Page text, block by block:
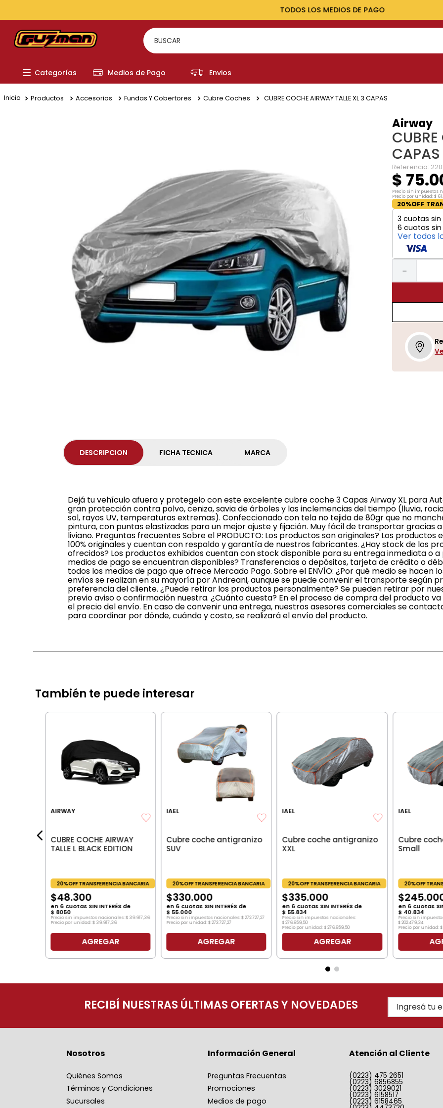
TODOS LOS MEDIOS DE PAGO
BUSCAR
Categorías Medios de Pago Envios
Productos Accesorios Fundas Y Cobertores Cubre Coches CUBRE COCHE AIRWAY TALLE XL 3 CAPAS
Airway
CAPAS
Referencia:
$ 75.
Precio sin impuestos
Precio por unidad:$ 61.
20%OFF
3 cuotas sin
6 cuotas sin
Ver todos
－
DESCRIPCION FICHA TECNICA MARCA
Dejá tu vehículo afuera y protegelo con este excelente cubre coche 3 Capas Airway XL para
gran protección contra polvo, ceniza, savia de árboles y las inclemencias del tiempo (lluvia,
sol, rayos UV, temperaturas extremas). Confeccionado con tela no tejida de 80gr que no
pintura, con puntas elastizadas para un mejor ajuste y fijación. Muy fácil de transportar gracias
liviano. Preguntas frecuentes Sobre el PRODUCTO: Los productos son originales? Los productos
100% originales y cuentan con respaldo y garantía de nuestros fabricantes. ¿Hay stock de los
ofrecidos? Los productos exhibidos cuentan con stock disponible para su entrega inmediata o a
medios de pago se encuentran disponibles? Transferencias o depósitos, tarjeta de crédito o
todos los medios de pago que ofrece Mercado Pago. Sobre el ENVÍO: ¿Por qué medio se hacen
envíos se realizan en su mayoría por Andreani, aunque se puede convenir el transporte según
preferencia del cliente. ¿Puede retirar los productos personalmente? Se pueden retirar por
previo aviso o confirmación nuestra. ¿Cuánto cuesta? En el proceso de compra del producto
el precio del envío. En caso de convenir una entrega, nuestros asesores comerciales se
para coordinar por dónde, cuándo y costo, se realizará el envío del producto.
También te puede interesar
AIRWAY
CUBRE COCHE AIRWAY
TALLE L BLACK EDITION
20%OFF TRANSFERENCIA BANCARIA
$48.300
en 6 cuotas SIN INTERÉS de
$ 8050
Precio sin impuestos nacionales:$ 39.917,36
Precio por unidad:$ 39.917,36
AGREGAR
IAEL
Cubre coche antigranizo
SUV
20%OFF TRANSFERENCIA BANCARIA
$330.000
en 6 cuotas SIN INTERÉS de
$ 55.000
Precio sin impuestos nacionales: $ 272.727,27
Precio por unidad: $ 272.727,27
AGREGAR
IAEL
Cubre coche antigranizo
XXL
20%OFF TRANSFERENCIA BANCARIA
$335.000
en 6 cuotas SIN INTERÉS de
$ 55.834
Precio sin impuestos nacionales:
$ 276.859,50
Precio por unidad: $ 276.859,50
AGREGAR
IAEL
Cubre
Small
20%OFF
$245.
en 6 cuotas
$ 40.834
Precio sin
$202.479,34
Precio por unidad:$
RECIBÍ NUESTRAS ÚLTIMAS OFERTAS Y NOVEDADES
Nosotros
Quiénes Somos
Términos y Condiciones
Sucursales
Información General
Preguntas Frecuentas
Promociones
Medios de pago
Atención al Cliente
(0223) 475 2651
(0223) 6856855
(0223) 3029021
(0223) 6158517
(0223) 6158465
2 .
renault